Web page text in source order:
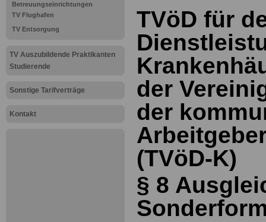
Betreuungseinrichtungen
TV Flughafen
TV Entsorgung
TV Auszubildende Praktikanten
Studierende
Sonstige Tarifverträge
Kontakt
TVöD für
der
der
(TVöD-K)
§ 8